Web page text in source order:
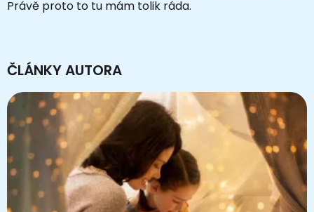
Právě proto to tu mám tolik ráda.
ČLÁNKY AUTORA